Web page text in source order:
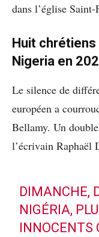
dans l’église Saint-
Huit chrétiens
Nigeria en
Le silence de
européen a
Bellamy. Un
l’écrivain Raphaël
DIMANCHE,
NIGÉRIA,
INNOCENTS